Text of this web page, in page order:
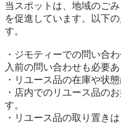
当スポットは、地域のご
を促進しています。以下
す。
・ジモティーでの問い合
入前の問い合わせも必要あ
・リユース品の在庫や状
・店内でのリユース品の
す。
・リユース品の取り置き